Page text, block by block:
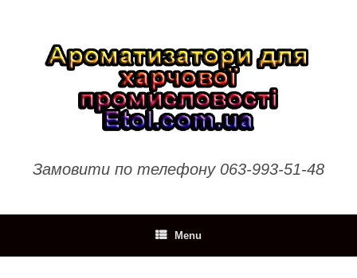
Замовити по телефону 063-993-51-48
Menu